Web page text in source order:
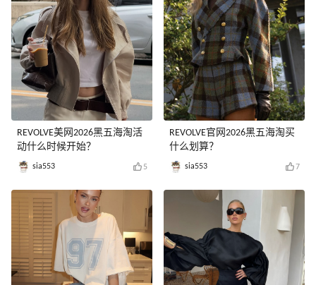
REVOLVE美网2026黑五海淘活
动什么时候开始？
sia553 5
REVOLVE官网2026黑五海淘买
什么划算？
sia553 7